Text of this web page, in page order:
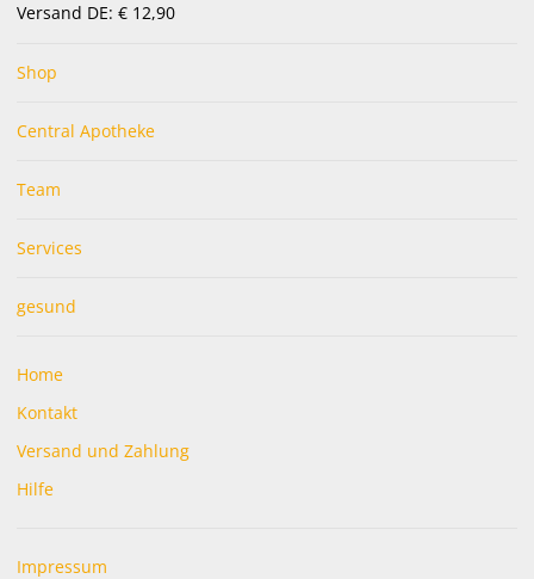
auf hochwertiges, naturbelassenes Latschenkiefernöl aus
wohltuender Anwendungen – insbesondere für Füße,
Versand DE: € 12,90
Shop
Central Apotheke
Team
Services
gesund
Home
Kontakt
Versand und Zahlung
Hilfe
Impressum